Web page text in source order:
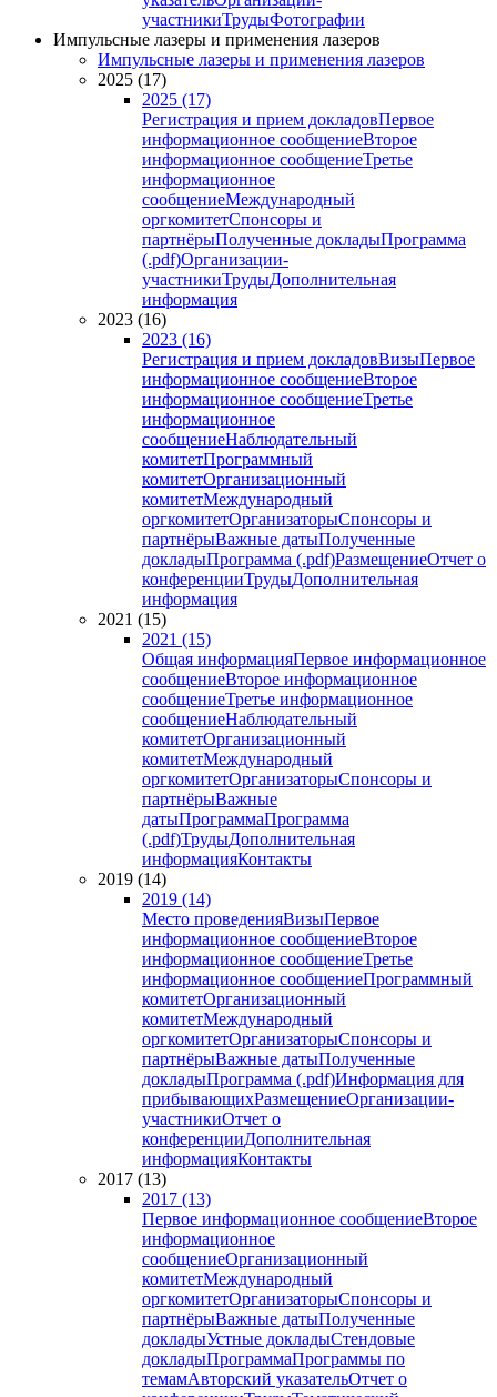
участникиТрудыФотографии
Импульсные лазеры и применения лазеров
Импульсные лазеры и применения лазеров
2025 (17)
2025 (17)
Регистрация и прием докладовПервое
информационное сообщениеВторое
информационное сообщениеТретье
информационное
сообщениеМеждународный
оргкомитетСпонсоры и
партнёрыПолученные докладыПрограмма
(.pdf)Организации-
участникиТрудыДополнительная
информация
2023 (16)
2023 (16)
Регистрация и прием докладовВизыПервое
информационное сообщениеВторое
информационное сообщениеТретье
информационное
сообщениеНаблюдательный
комитетПрограммный
комитетОрганизационный
комитетМеждународный
оргкомитетОрганизаторыСпонсоры и
партнёрыВажные датыПолученные
докладыПрограмма (.pdf)РазмещениеОтчет о
конференцииТрудыДополнительная
информация
2021 (15)
2021 (15)
Общая информацияПервое информационное
сообщениеВторое информационное
сообщениеТретье информационное
сообщениеНаблюдательный
комитетОрганизационный
комитетМеждународный
оргкомитетОрганизаторыСпонсоры и
партнёрыВажные
датыПрограммаПрограмма
(.pdf)ТрудыДополнительная
информацияКонтакты
2019 (14)
2019 (14)
Место проведенияВизыПервое
информационное сообщениеВторое
информационное сообщениеТретье
информационное сообщениеПрограммный
комитетОрганизационный
комитетМеждународный
оргкомитетОрганизаторыСпонсоры и
партнёрыВажные датыПолученные
докладыПрограмма (.pdf)Информация для
прибывающихРазмещениеОрганизации-
участникиОтчет о
конференцииДополнительная
информацияКонтакты
2017 (13)
2017 (13)
Первое информационное сообщениеВторое
информационное
сообщениеОрганизационный
комитетМеждународный
оргкомитетОрганизаторыСпонсоры и
партнёрыВажные датыПолученные
докладыУстные докладыСтендовые
докладыПрограммаПрограммы по
темамАвторский указательОтчет о